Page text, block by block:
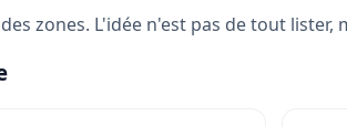
zones. L'idée n'est pas de tout